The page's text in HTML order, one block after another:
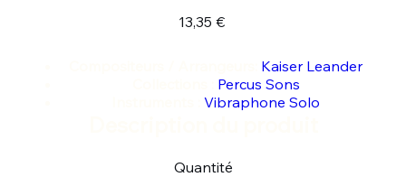
13,35 €
Kaiser Leander
Percus Sons
Vibraphone Solo
Quantité